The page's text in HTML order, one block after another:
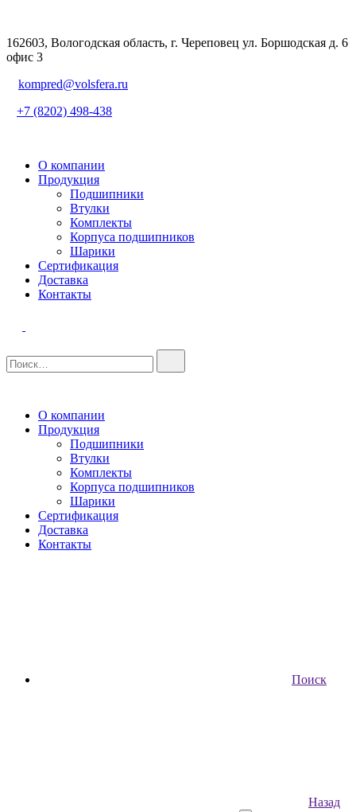
162603, Вологодская область, г. Череповец ул. Боршодская д. 6
офис 3
kompred@volsfera.ru
+7 (8202) 498-438
О компании
Продукция
Подшипники
Втулки
Комплекты
Корпуса подшипников
Шарики
Сертификация
Доставка
Контакты
О компании
Продукция
Подшипники
Втулки
Комплекты
Корпуса подшипников
Шарики
Сертификация
Доставка
Контакты
Поиск
Назад